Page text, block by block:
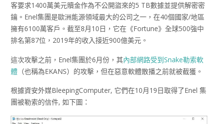
客要求1400萬美元贖金作為不公開盜來的5 TB數據並提供解密密
鑰。Enel集團是歐洲能源領域最大的公司之一，在40個國家/地區
擁有6100萬客戶。截至8月10日，它在《Fortune》全球500強中
排名第87位，2019年的收入接近900億美元。
這次攻擊之前，Enel集團於6月份，其內部網路受到Snake勒索軟
體 （也稱為EKANS）的攻擊，但在惡意軟體散播之前就被截獲。
根據資安外媒BleepingComputer, 它們在10月19日取得了Enel 集
團被勒索的信件, 如下圖：